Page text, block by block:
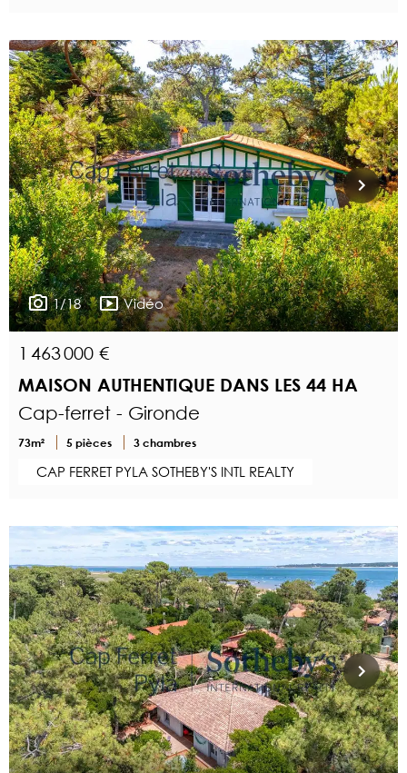
1/18 Vidéo
1 463 000 €
MAISON AUTHENTIQUE DANS LES 44 HA
Cap-ferret - Gironde
73m² 5 pièces 3 chambres
CAP FERRET PYLA SOTHEBY'S INTL REALTY